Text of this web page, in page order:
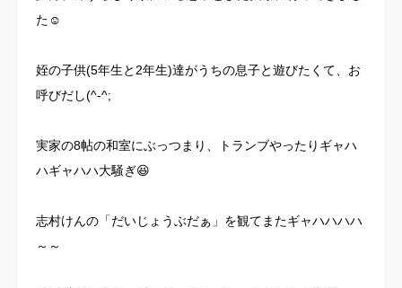
た☺️
姪の子供(5年生と2年生)達がうちの息子と遊びたくて、お
呼びだし(^-^;
実家の8帖の和室にぶっつまり、トランブやったりギャハ
ハギャハハ大騒ぎ😆
志村けんの「だいじょうぶだぁ」を観てまたギャハハハハ
～～